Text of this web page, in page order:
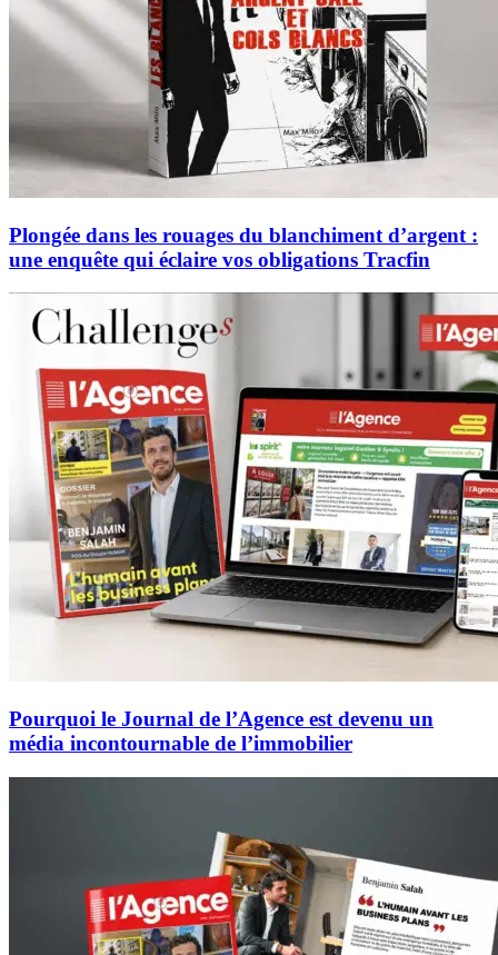
Plongée dans les rouages du blanchiment d’argent :
une enquête qui éclaire vos obligations Tracfin
Pourquoi le Journal de l’Agence est devenu un
média incontournable de l’immobilier